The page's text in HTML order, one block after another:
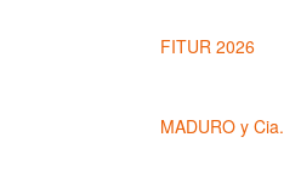
FITUR 2026
MADURO y Cia.